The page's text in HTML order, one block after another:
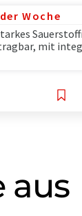
Woche
mit
aus